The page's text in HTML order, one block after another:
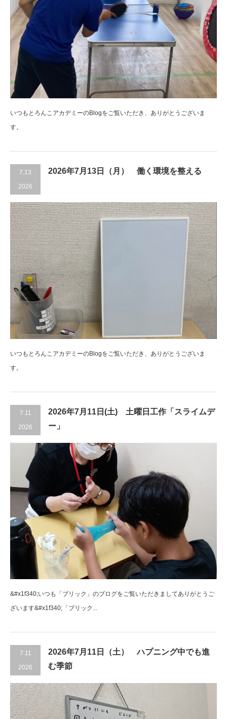
いつもとろんこアカデミーのBlogをご覧いただき、ありがとうございま
す。
7.13
2026
2026年7月13日（月） 働く環境を整える
いつもとろんこアカデミーのBlogをご覧いただき、ありがとうございま
す。
7.11
2026
2026年7月11日(土) 土曜日工作「スライムデ
ー」
&#x1f340;いつも「ブリック」のブログをご覧いただきましてありがとうご
ざいます&#x1f340;「ブリック...
7.11
2026
2026年7月11日（土） ハプニング中でも進
む季節